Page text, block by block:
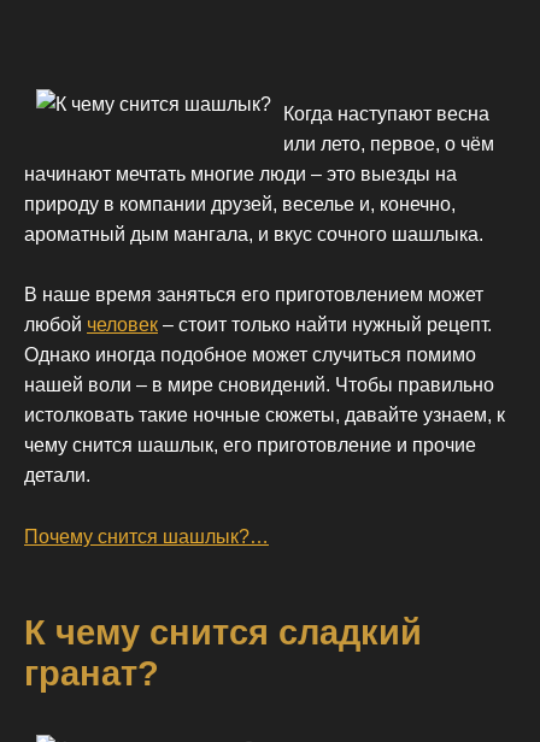
Когда наступают весна
или лето, первое, о чём
начинают мечтать многие люди – это выезды на
природу в компании друзей, веселье и, конечно,
ароматный дым мангала, и вкус сочного шашлыка.
В наше время заняться его приготовлением может
любой человек – стоит только найти нужный рецепт.
Однако иногда подобное может случиться помимо
нашей воли – в мире сновидений. Чтобы правильно
истолковать такие ночные сюжеты, давайте узнаем, к
чему снится шашлык, его приготовление и прочие
детали.
Почему снится шашлык?…
К чему снится сладкий
гранат?